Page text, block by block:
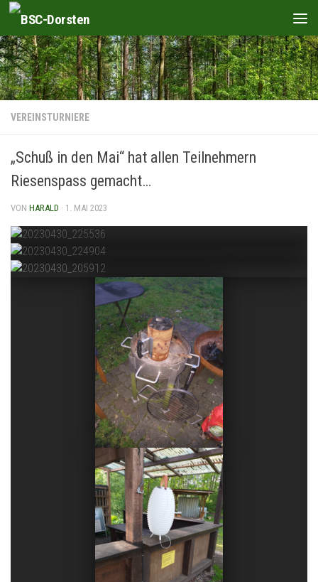
Zum Inhalt springen
VEREINSTURNIERE
„Schuß in den Mai“ hat allen Teilnehmern
Riesenspass gemacht…
VON HARALD · 1. MAI 2023